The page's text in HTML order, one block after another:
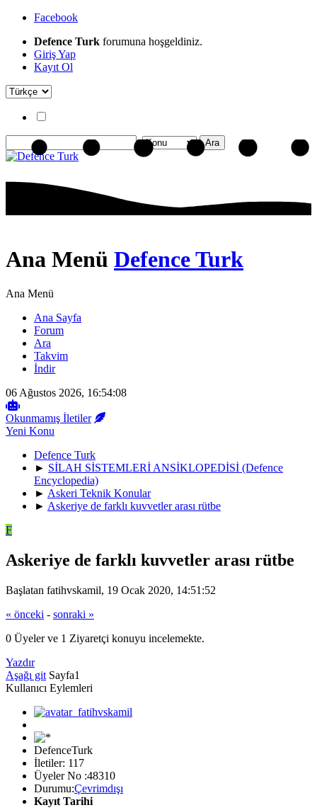
Facebook
Defence Turk forumuna hoşgeldiniz.
Giriş Yap
Kayıt Ol
Ana Menü Defence Turk
Ana Menü
Ana Sayfa
Forum
Ara
Takvim
İndir
06 Ağustos 2026, 16:54:08
Okunmamış İletiler
Yeni Konu
Defence Turk
► SİLAH SİSTEMLERİ ANSİKLOPEDİSİ (Defence
Encyclopedia)
► Askeri Teknik Konular
► Askeriye de farklı kuvvetler arası rütbe
F
Askeriye de farklı kuvvetler arası rütbe
Başlatan fatihvskamil, 19 Ocak 2020, 14:51:52
« önceki - sonraki »
0 Üyeler ve 1 Ziyaretçi konuyu incelemekte.
Yazdır
Aşağı git Sayfa1
Kullanıcı Eylemleri
DefenceTurk
İletiler: 117
Üyeler No :48310
Durumu:Çevrimdışı
Kayıt Tarihi